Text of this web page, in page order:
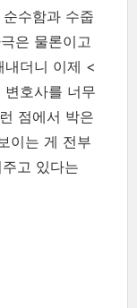
수함과 수줍
은 물론이고
내더니 이제 <
호사를 너무
점에서 박은
이는 게 전부
고 있다는